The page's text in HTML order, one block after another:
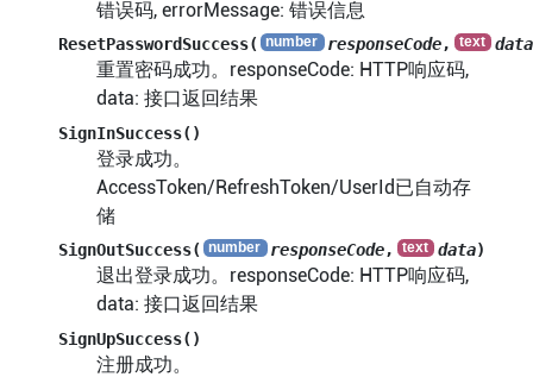
错误码, errorMessage: 错误信息
ResetPasswordSuccess( responseCode, data
重置密码成功。responseCode: HTTP响应码,
data: 接口返回结果
SignInSuccess()
登录成功。
AccessToken/RefreshToken/UserId已自动存
储
SignOutSuccess( responseCode, data)
退出登录成功。responseCode: HTTP响应码,
data: 接口返回结果
SignUpSuccess()
注册成功。